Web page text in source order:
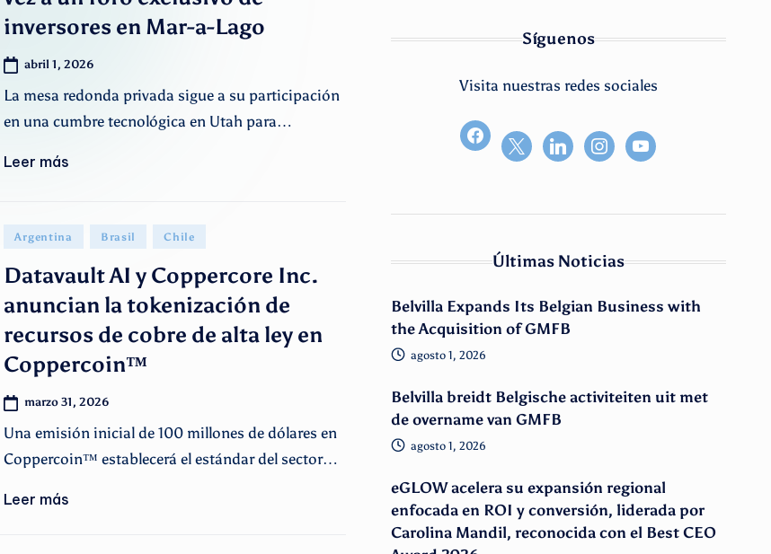
A
g
e
n
o
inversores en Mar-a-Lago
abril 1, 2026
La mesa redonda privada sigue a su participación
en una cumbre tecnológica en Utah para…
Leer más
Publicado
Argentina Brasil Chile
Datavault AI y Coppercore Inc.
anuncian la tokenización de
recursos de cobre de alta ley en
Coppercoin™
marzo 31, 2026
Una emisión inicial de 100 millones de dólares en
Coppercoin™ establecerá el estándar del sector…
Leer más
Síguenos
Visita nuestras redes sociales
facebook2
Últimas Noticias
Belvilla Expands Its Belgian Business with
the Acquisition of GMFB
agosto 1, 2026
Belvilla breidt Belgische activiteiten uit met
de overname van GMFB
agosto 1, 2026
eGLOW acelera su expansión regional
enfocada en ROI y conversión, liderada por
Carolina Mandil, reconocida con el Best CEO